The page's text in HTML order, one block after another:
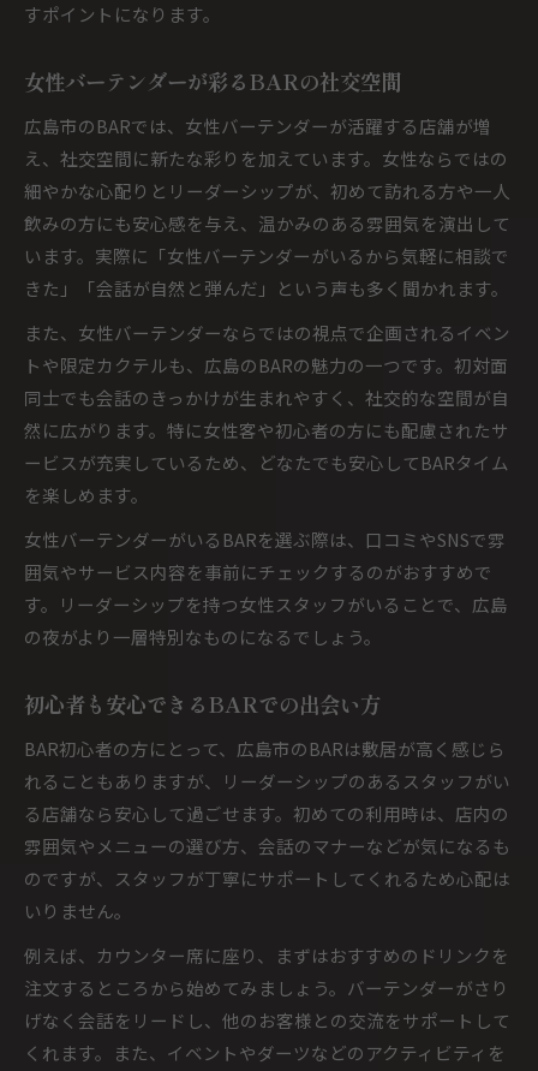
すポイントになります。
女性バーテンダーが彩るBARの社交空間
広島市のBARでは、女性バーテンダーが活躍する店舗が増
え、社交空間に新たな彩りを加えています。女性ならではの
細やかな心配りとリーダーシップが、初めて訪れる方や一人
飲みの方にも安心感を与え、温かみのある雰囲気を演出して
います。実際に「女性バーテンダーがいるから気軽に相談で
きた」「会話が自然と弾んだ」という声も多く聞かれます。
また、女性バーテンダーならではの視点で企画されるイベン
トや限定カクテルも、広島のBARの魅力の一つです。初対面
同士でも会話のきっかけが生まれやすく、社交的な空間が自
然に広がります。特に女性客や初心者の方にも配慮されたサ
ービスが充実しているため、どなたでも安心してBARタイム
を楽しめます。
女性バーテンダーがいるBARを選ぶ際は、口コミやSNSで雰
囲気やサービス内容を事前にチェックするのがおすすめで
す。リーダーシップを持つ女性スタッフがいることで、広島
の夜がより一層特別なものになるでしょう。
初心者も安心できるBARでの出会い方
BAR初心者の方にとって、広島市のBARは敷居が高く感じら
れることもありますが、リーダーシップのあるスタッフがい
る店舗なら安心して過ごせます。初めての利用時は、店内の
雰囲気やメニューの選び方、会話のマナーなどが気になるも
のですが、スタッフが丁寧にサポートしてくれるため心配は
いりません。
例えば、カウンター席に座り、まずはおすすめのドリンクを
注文するところから始めてみましょう。バーテンダーがさり
げなく会話をリードし、他のお客様との交流をサポートして
くれます。また、イベントやダーツなどのアクティビティを